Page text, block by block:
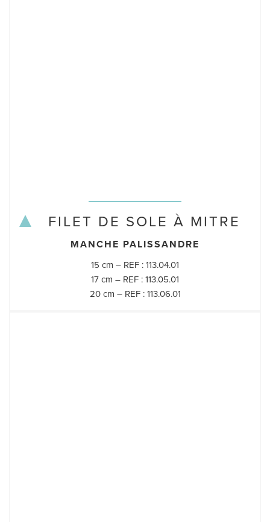
FILET DE SOLE À MITRE
MANCHE PALISSANDRE
15 cm – REF : 113.04.01
17 cm – REF : 113.05.01
20 cm – REF : 113.06.01